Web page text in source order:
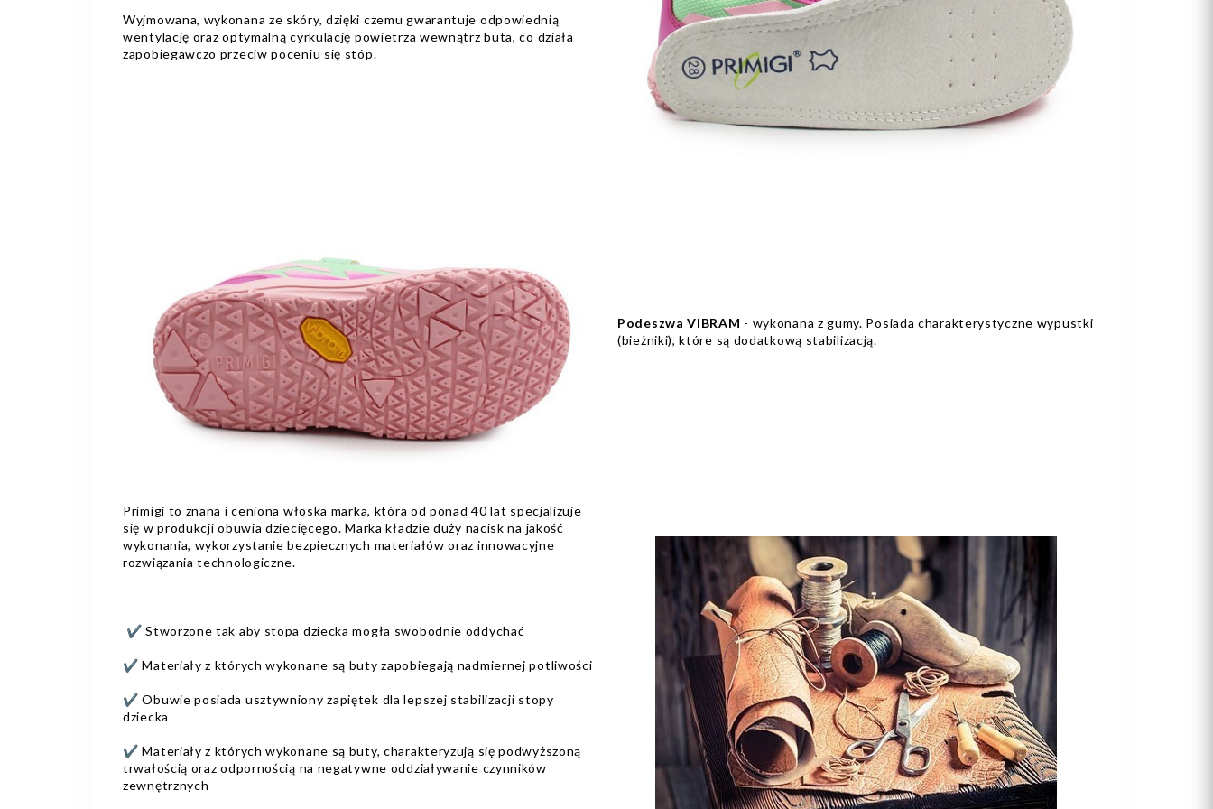
Wyjmowana, wykonana ze skóry, dzięki czemu gwarantuje odpowiednią
wentylację oraz optymalną cyrkulację powietrza wewnątrz buta, co działa
zapobiegawczo przeciw poceniu się stóp.
Podeszwa VIBRAM - wykonana z gumy. Posiada charakterystyczne wypustki
(bieżniki), które są dodatkową stabilizacją.
Primigi to znana i ceniona włoska marka, która od ponad 40 lat specjalizuje
się w produkcji obuwia dziecięcego. Marka kładzie duży nacisk na jakość
wykonania, wykorzystanie bezpiecznych materiałów oraz innowacyjne
rozwiązania technologiczne.
✔️ Stworzone tak aby stopa dziecka mogła swobodnie oddychać
✔️ Materiały z których wykonane są buty zapobiegają nadmiernej potliwości
✔️ Obuwie posiada usztywniony zapiętek dla lepszej stabilizacji stopy
dziecka
✔️ Materiały z których wykonane są buty, charakteryzują się podwyższoną
trwałością oraz odpornością na negatywne oddziaływanie czynników
zewnętrznych